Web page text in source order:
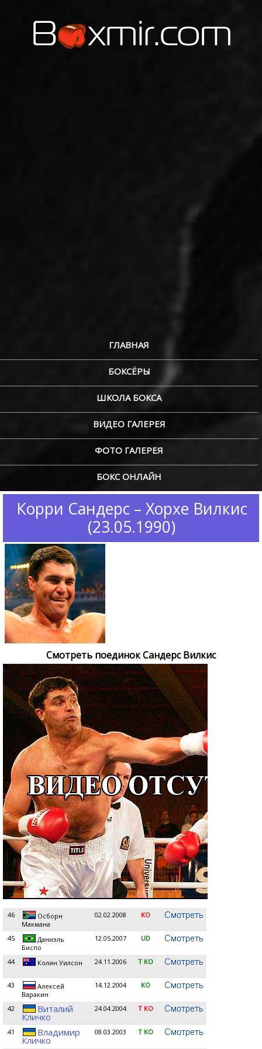
ГЛАВНАЯ
БОКСЁРЫ
ШКОЛА БОКСА
ВИДЕО ГАЛЕРЕЯ
ФОТО ГАЛЕРЕЯ
БОКС ОНЛАЙН
Корри Сандерс – Хорхе Вилкис
(23.05.1990)
Смотреть поединок Сандерс Вилкис
46
Осборн
Maкмана
02.02.2008 KO
45
Даниэль
Биспо
12.05.2007 UD
44 Колин Уилсон 24.11.2006 T KO
43
Алексей
Варакин
14.12.2004 KO
42 Виталий
Кличко
24.04.2004 T KO
41 Владимир
Кличко
08.03.2003 T KO